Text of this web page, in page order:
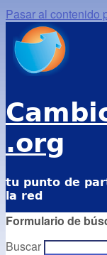
Pasar al contenido
.org
tu punto de
la red
Formulario de
Buscar